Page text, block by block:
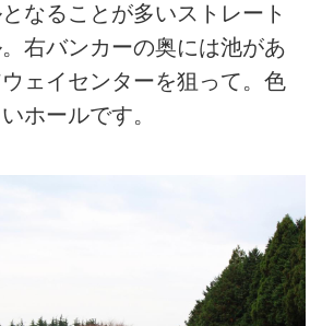
なることが多いストレート
右バンカーの奥には池があ
ェイセンターを狙って。色
ホールです。